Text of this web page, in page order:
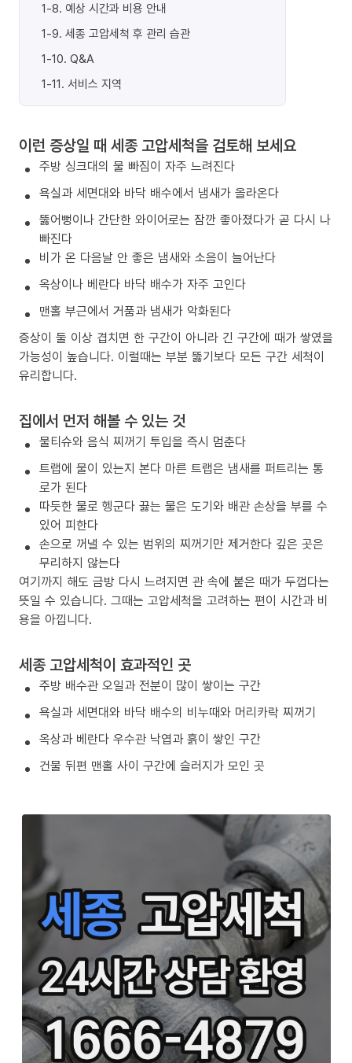
1-8. 예상 시간과 비용 안내
1-9. 세종 고압세척 후 관리 습관
1-10. Q&A
1-11. 서비스 지역
이런 증상일 때 세종 고압세척을 검토해 보세요
주방 싱크대의 물 빠짐이 자주 느려진다
욕실과 세면대와 바닥 배수에서 냄새가 올라온다
뚫어뻥이나 간단한 와이어로는 잠깐 좋아졌다가 곧 다시 나
빠진다
비가 온 다음날 안 좋은 냄새와 소음이 늘어난다
옥상이나 베란다 바닥 배수가 자주 고인다
맨홀 부근에서 거품과 냄새가 악화된다
증상이 둘 이상 겹치면 한 구간이 아니라 긴 구간에 때가 쌓였을
가능성이 높습니다. 이럴때는 부분 뚫기보다 모든 구간 세척이
유리합니다.
집에서 먼저 해볼 수 있는 것
물티슈와 음식 찌꺼기 투입을 즉시 멈춘다
트랩에 물이 있는지 본다 마른 트랩은 냄새를 퍼트리는 통
로가 된다
따듯한 물로 헹군다 끓는 물은 도기와 배관 손상을 부를 수
있어 피한다
손으로 꺼낼 수 있는 범위의 찌꺼기만 제거한다 깊은 곳은
무리하지 않는다
여기까지 해도 금방 다시 느려지면 관 속에 붙은 때가 두껍다는
뜻일 수 있습니다. 그때는 고압세척을 고려하는 편이 시간과 비
용을 아낍니다.
세종 고압세척이 효과적인 곳
주방 배수관 오일과 전분이 많이 쌓이는 구간
욕실과 세면대와 바닥 배수의 비누때와 머리카락 찌꺼기
옥상과 베란다 우수관 낙엽과 흙이 쌓인 구간
건물 뒤편 맨홀 사이 구간에 슬러지가 모인 곳